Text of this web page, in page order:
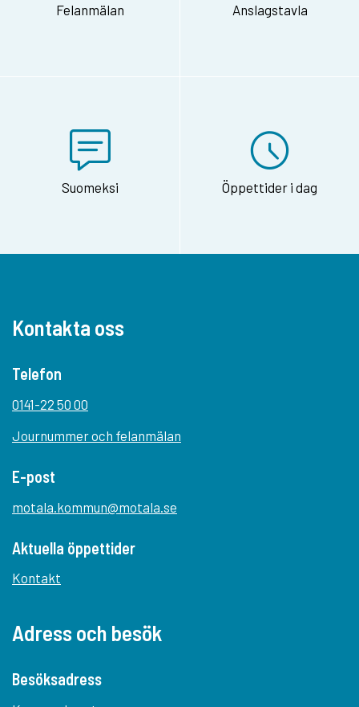
Felanmälan Anslagstavla
Suomeksi Öppettider i dag
Kontakta oss
Telefon
0141-22 50 00
Journummer och felanmälan
E-post
motala.kommun@motala.se
Aktuella öppettider
Kontakt
Adress och besök
Besöksadress